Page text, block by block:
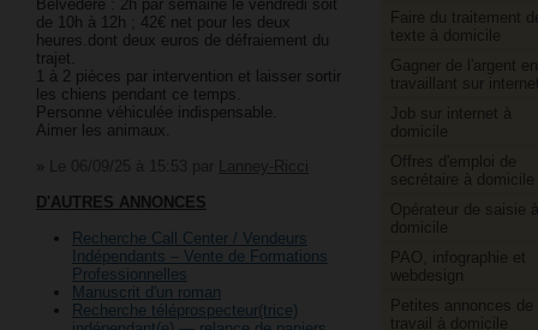
Faire du traitement
texte à domicile
Gagner de l'argent en
travaillant sur
Job sur internet à
domicile
Offres d'emploi de
secrétaire à domicile
Opérateur de saisie à
domicile
PAO, infographie et
webdesign
Petites annonces de
travail à domicile
Belvédère : 2h par semaine le vendredi soit
de 10h à 12h ; 42€ net pour les deux
heures.dont deux euros de défraiement du
trajet.
1 à 2 pièces par intervention et laisser sortir
les chiens pendant ce temps.
Personne véhiculée indispensable.
Aimer les animaux.
»
D'AUTRES ANNONCES
Recherche Call Center / Vendeurs
Indépendants – Vente de Formations
Professionnelles
Manuscrit d'un roman
Recherche téléprospecteur(trice)